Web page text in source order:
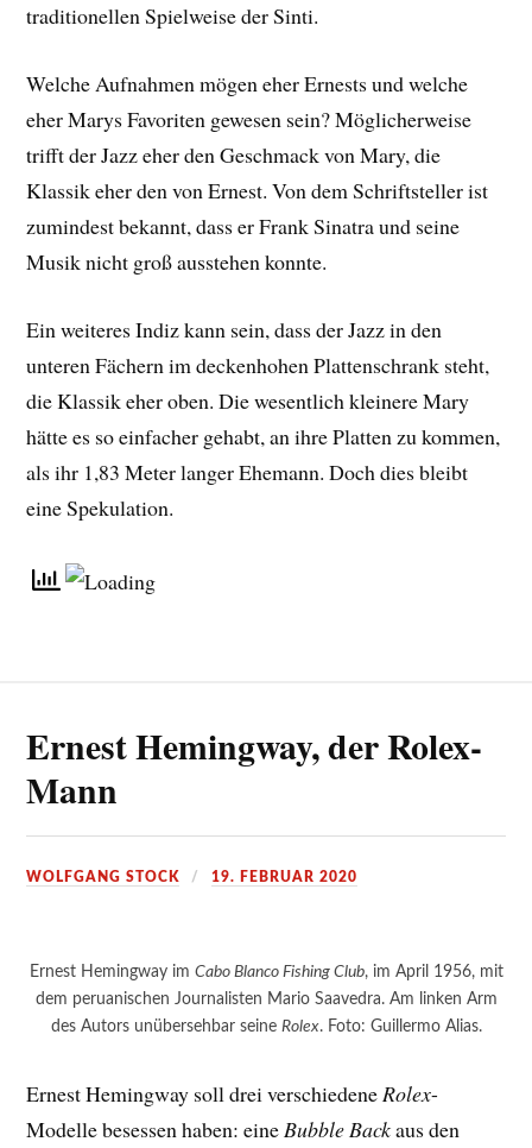
traditionellen Spielweise der Sinti.
Welche Aufnahmen mögen eher Ernests und welche
eher Marys Favoriten gewesen sein? Möglicherweise
trifft der Jazz eher den Geschmack von Mary, die
Klassik eher den von Ernest. Von dem Schriftsteller ist
zumindest bekannt, dass er Frank Sinatra und seine
Musik nicht groß ausstehen konnte.
Ein weiteres Indiz kann sein, dass der Jazz in den
unteren Fächern im deckenhohen Plattenschrank steht,
die Klassik eher oben. Die wesentlich kleinere Mary
hätte es so einfacher gehabt, an ihre Platten zu kommen,
als ihr 1,83 Meter langer Ehemann. Doch dies bleibt
eine Spekulation.
Ernest Hemingway, der Rolex-
Mann
WOLFGANG STOCK 19. FEBRUAR 2020
Ernest Hemingway im Cabo Blanco Fishing Club, im April 1956, mit
dem peruanischen Journalisten Mario Saavedra. Am linken Arm
des Autors unübersehbar seine Rolex. Foto: Guillermo Alias.
Ernest Hemingway soll drei verschiedeneRolex-
Modelle besessen haben: eineBubble Backaus den